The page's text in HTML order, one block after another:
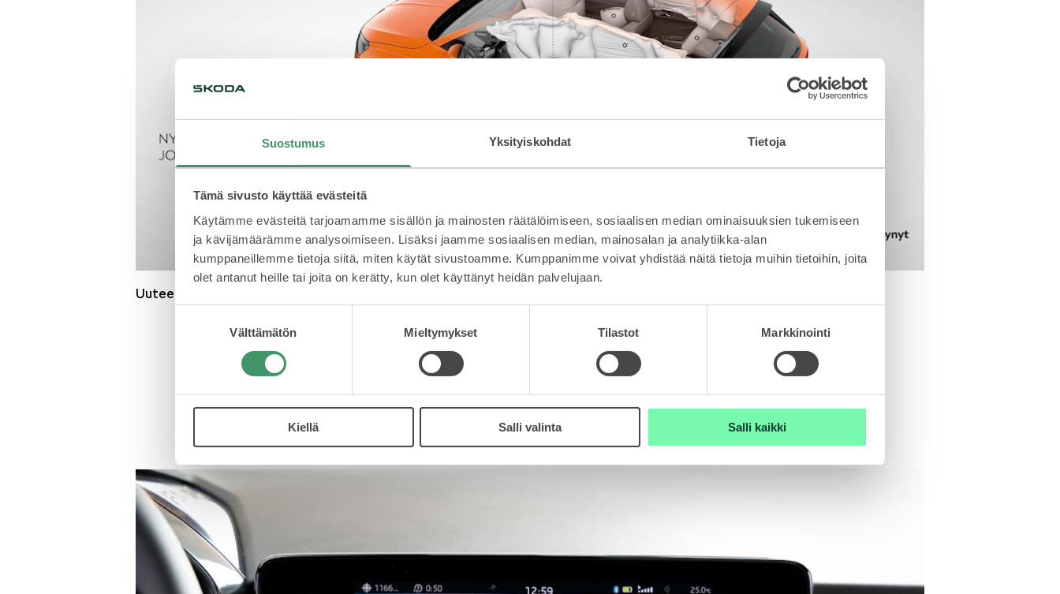
Suostumus Yksityiskohdat Tietoja
Tämä sivusto käyttää evästeitä
Käytämme evästeitä tarjoamamme sisällön ja mainosten räätälöimiseen, sosiaalisen median ominaisuuksien tukemiseen
ja kävijämäärämme analysoimiseen. Lisäksi jaamme sosiaalisen median, mainosalan ja analytiikka-alan
kumppaneillemme tietoja siitä, miten käytät sivustoamme. Kumppanimme voivat yhdistää näitä tietoja muihin tietoihin, joita
olet antanut heille tai joita on kerätty, kun olet käyttänyt heidän palvelujaan.
Välttämätön Mieltymykset Tilastot Markkinointi
Kiellä Salli valinta Salli kaikki
Uuteen Fabiaan on saatavissa jopa yhdeksän turvatyynyä.
Avustinjärjestelmät turvallisuuden takeena
Fabiaan on nyt saatavilla ensimmäistä kertaa turvallisuutta ja mukavuutta lisäävä Travel Assist -ajoavustinkokonaisuus.
Kokonaisuus sisältää useita yhdessä toimivia avustinjärjestelmiä, jotka avustavat auton ohjaamisessa pituus- ja
sivuttaissuunnassa. Travel Assist -ajoavustinkokonaisuus aktivoidaan toimintaan suoraan ohjauspyörästä kätevästi
omalla näppäimellään.